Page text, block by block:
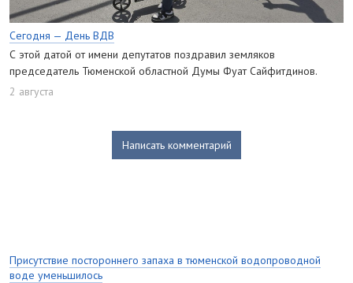
Сегодня — День ВДВ
С этой датой от имени депутатов поздравил земляков
председатель Тюменской областной Думы Фуат Сайфитдинов.
2 августа
Написать комментарий
Присутствие постороннего запаха в тюменской водопроводной
воде уменьшилось